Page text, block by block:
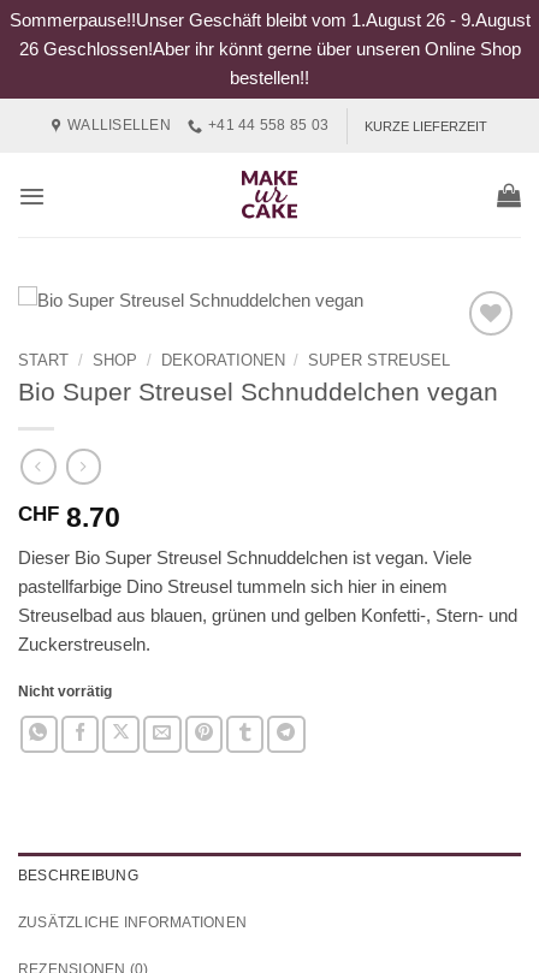
Sommerpause!!Unser Geschäft bleibt vom 1.August 26 - 9.August
26 Geschlossen!Aber ihr könnt gerne über unseren Online Shop
bestellen!!
WALLISELLEN +41 44 558 85 03 KURZE LIEFERZEIT
START / SHOP / DEKORATIONEN / SUPER STREUSEL
Bio Super Streusel Schnuddelchen vegan
CHF 8.70
Dieser Bio Super Streusel Schnuddelchen ist vegan. Viele
pastellfarbige Dino Streusel tummeln sich hier in einem
Streuselbad aus blauen, grünen und gelben Konfetti-, Stern- und
Zuckerstreuseln.
Nicht vorrätig
BESCHREIBUNG
ZUSÄTZLICHE INFORMATIONEN
REZENSIONEN (0)